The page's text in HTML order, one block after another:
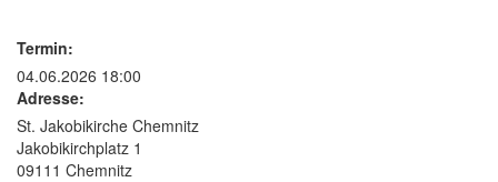
Termin:
04.06.2026 18:00
Adresse:
St. Jakobikirche Chemnitz
Jakobikirchplatz 1
09111 Chemnitz